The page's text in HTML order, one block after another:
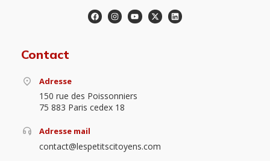
Contact
Adresse
150 rue des Poissonniers
75 883 Paris cedex 18
Adresse mail
contact@lespetitscitoyens.com